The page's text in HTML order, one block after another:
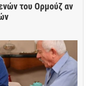
του Ορμούζ αν